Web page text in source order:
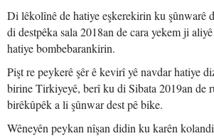
Di lêkolînê de hatiye eşkerekirin ku şûnwarê
di destpêka sala 2018an de cara yekem ji
hatiye bombebarankirin.
Pişt re peykerê şêr ê kevirî yê navdar hatiye
birine Tirkiyeyê, berî ku di Sibata 2019an de
birêkûpêk a li şûnwar dest pê bike.
Wêneyên peykan nîşan didin ku karên